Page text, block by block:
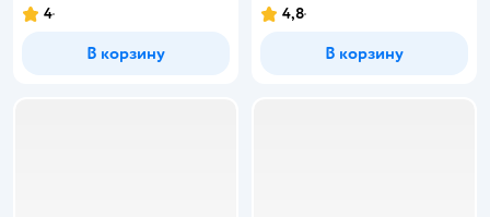
4
В корзину
4,8
В корзину